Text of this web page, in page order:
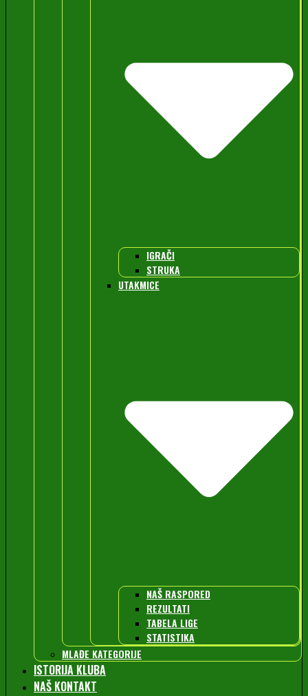
IGRAČI
STRUKA
UTAKMICE
NAŠ RASPORED
REZULTATI
TABELA LIGE
STATISTIKA
MLAĐE KATEGORIJE
ISTORIJA KLUBA
NAŠ KONTAKT